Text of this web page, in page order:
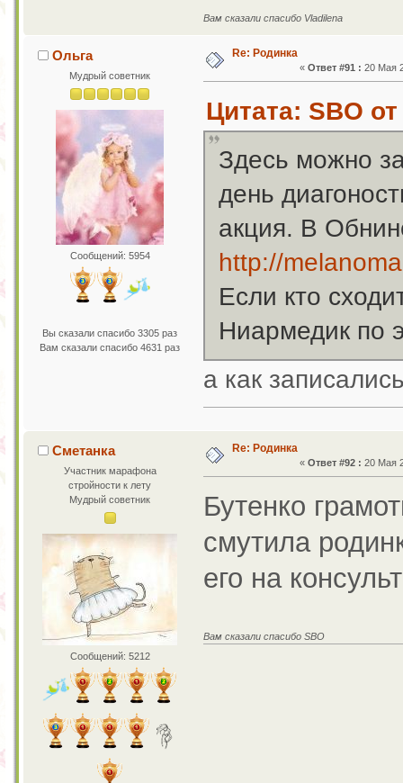
Вам сказали спасибо Vladilena
Ольга
Мудрый советник
Сообщений: 5954
Вы сказали спасибо 3305 раз
Вам сказали спасибо 4631 раз
Re: Родинка
«Ответ #91 : 20 Мая
Цитата: SBO
Здесь можно
день
акция. В
http://
Если кто
Ниармедик по
а как
Сметанка
Участник марафона
стройности к лету
Мудрый советник
Сообщений: 5212
Re: Родинка
«Ответ #92 : 20 Мая
Бутенко
смутила
его на
Вам сказали спасибо SBO